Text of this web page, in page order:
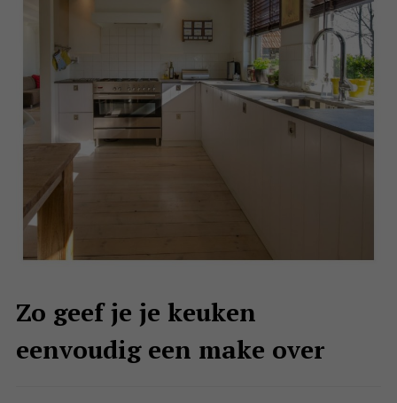
Zo geef je je keuken
eenvoudig een make over